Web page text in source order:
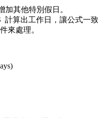
加其他特別假日。
算出工作日，讓公式一致
來處理。